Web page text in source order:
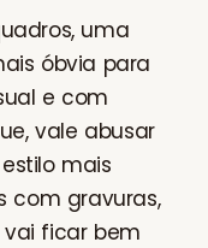
uma
óbvia para
e com
vale abusar
mais
com gravuras,
ficar bem